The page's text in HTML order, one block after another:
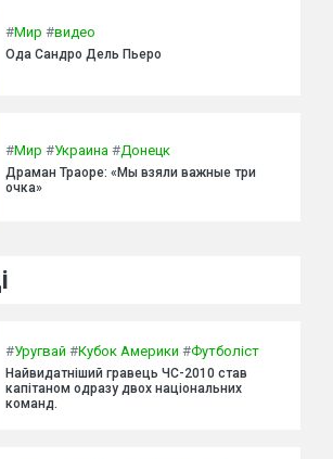
#Мир #видео
Ода Сандро Дель Пьеро
#Мир #Украина #Донецк
Драман Траоре: «Мы взяли важные три
очка»
#Уругвай #Кубок Америки #Футболіст
Найвидатніший гравець ЧС-2010 став
капітаном одразу двох національних
команд.